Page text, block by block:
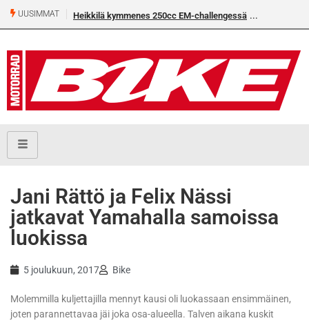
UUSIMMAT Heikkilä kymmenes 250cc EM-challengessä
​Jani Rättö ja Felix Nässi
jatkavat Yamahalla samoissa
luokissa
5 joulukuun, 2017 Bike
Molemmilla kuljettajilla mennyt kausi oli luokassaan ensimmäinen,
joten parannettavaa jäi joka osa-alueella. Talven aikana kuskit